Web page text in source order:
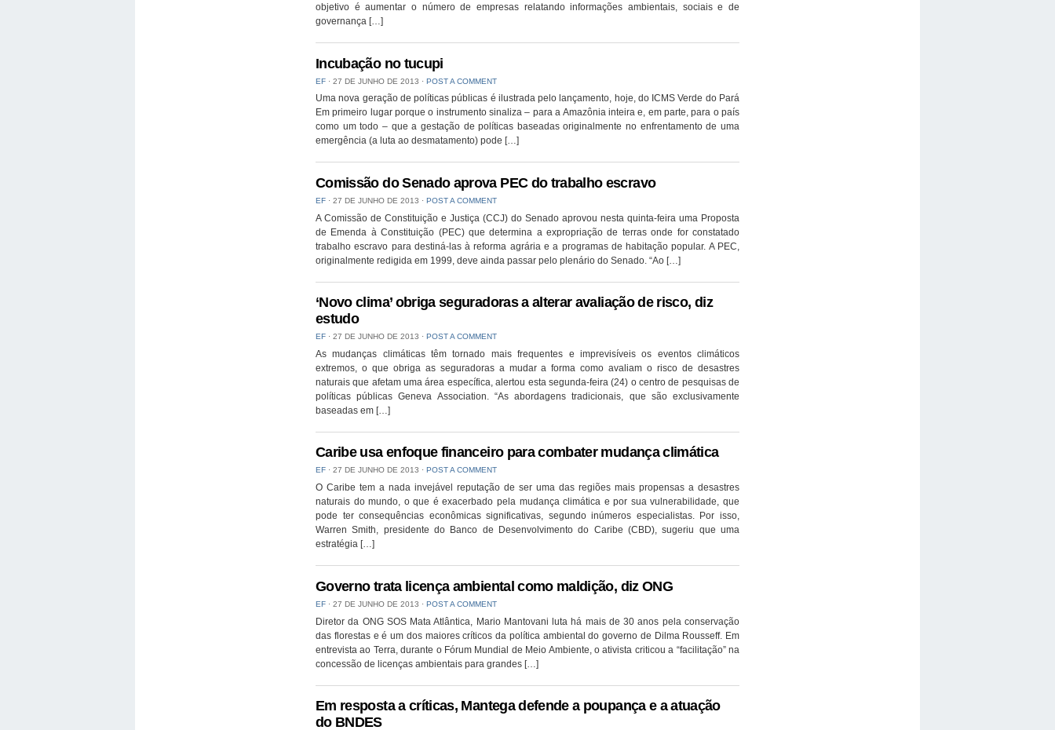
objetivo é aumentar o número de empresas relatando informações ambientais, sociais e de
governança […]
Incubação no tucupi
EF ⋅ 27 DE JUNHO DE 2013 ⋅ POST A COMMENT
Uma nova geração de políticas públicas é ilustrada pelo lançamento, hoje, do ICMS Verde do Pará
Em primeiro lugar porque o instrumento sinaliza – para a Amazônia inteira e, em parte, para o país
como um todo – que a gestação de políticas baseadas originalmente no enfrentamento de uma
emergência (a luta ao desmatamento) pode […]
Comissão do Senado aprova PEC do trabalho escravo
EF ⋅ 27 DE JUNHO DE 2013 ⋅ POST A COMMENT
A Comissão de Constituição e Justiça (CCJ) do Senado aprovou nesta quinta-feira uma Proposta
de Emenda à Constituição (PEC) que determina a expropriação de terras onde for constatado
trabalho escravo para destiná-las à reforma agrária e a programas de habitação popular. A PEC,
originalmente redigida em 1999, deve ainda passar pelo plenário do Senado. “Ao […]
‘Novo clima’ obriga seguradoras a alterar avaliação de risco, diz
estudo
EF ⋅ 27 DE JUNHO DE 2013 ⋅ POST A COMMENT
As mudanças climáticas têm tornado mais frequentes e imprevisíveis os eventos climáticos
extremos, o que obriga as seguradoras a mudar a forma como avaliam o risco de desastres
naturais que afetam uma área específica, alertou esta segunda-feira (24) o centro de pesquisas de
políticas públicas Geneva Association. “As abordagens tradicionais, que são exclusivamente
baseadas em […]
Caribe usa enfoque financeiro para combater mudança climática
EF ⋅ 27 DE JUNHO DE 2013 ⋅ POST A COMMENT
O Caribe tem a nada invejável reputação de ser uma das regiões mais propensas a desastres
naturais do mundo, o que é exacerbado pela mudança climática e por sua vulnerabilidade, que
pode ter consequências econômicas significativas, segundo inúmeros especialistas. Por isso,
Warren Smith, presidente do Banco de Desenvolvimento do Caribe (CBD), sugeriu que uma
estratégia […]
Governo trata licença ambiental como maldição, diz ONG
EF ⋅ 27 DE JUNHO DE 2013 ⋅ POST A COMMENT
Diretor da ONG SOS Mata Atlântica, Mario Mantovani luta há mais de 30 anos pela conservação
das florestas e é um dos maiores críticos da política ambiental do governo de Dilma Rousseff. Em
entrevista ao Terra, durante o Fórum Mundial de Meio Ambiente, o ativista criticou a “facilitação” na
concessão de licenças ambientais para grandes […]
Em resposta a críticas, Mantega defende a poupança e a atuação
do BNDES